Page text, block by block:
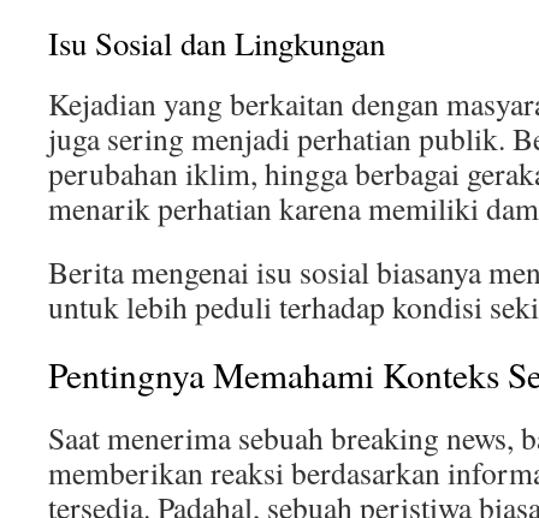
Isu Sosial dan Lingkungan
Kejadian yang berkaitan dengan
juga sering menjadi perhatian publik.
perubahan iklim, hingga berbagai
menarik perhatian karena memiliki
Berita mengenai isu sosial biasanya
untuk lebih peduli terhadap kondisi
Pentingnya Memahami Konteks
Saat menerima sebuah breaking news,
memberikan reaksi berdasarkan
tersedia. Padahal, sebuah peristiwa